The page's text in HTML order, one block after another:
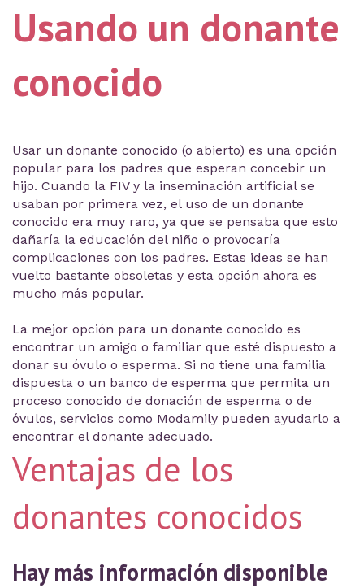
Usando un donante
conocido
Usar un donante conocido (o abierto) es una opción
popular para los padres que esperan concebir un
hijo. Cuando la FIV y la inseminación artificial se
usaban por primera vez, el uso de un donante
conocido era muy raro, ya que se pensaba que esto
dañaría la educación del niño o provocaría
complicaciones con los padres. Estas ideas se han
vuelto bastante obsoletas y esta opción ahora es
mucho más popular.
La mejor opción para un donante conocido es
encontrar un amigo o familiar que esté dispuesto a
donar su óvulo o esperma. Si no tiene una familia
dispuesta o un banco de esperma que permita un
proceso conocido de donación de esperma o de
óvulos, servicios como Modamily pueden ayudarlo a
encontrar el donante adecuado.
Ventajas de los
donantes conocidos
Hay más información disponible